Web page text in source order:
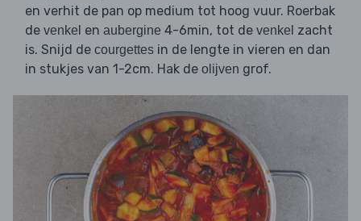
en verhit de pan op medium tot hoog vuur. Roerbak
de venkel en aubergine 4-6min, tot de venkel zacht
is. Snijd de courgettes in de lengte in vieren en dan
in stukjes van 1-2cm. Hak de olijven grof.